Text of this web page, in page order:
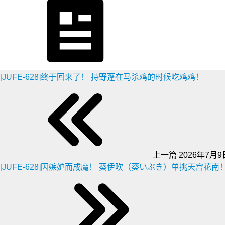
[JUFE-628]终于回来了！ 持野蓬在马杀鸡的时候吃鸡鸡！
上一篇 2026年7月9
[JUFE-628]因嫉妒而成魔！ 葵伊吹（葵いぶき）单挑天宫花南！